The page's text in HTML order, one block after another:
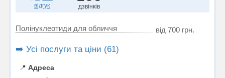
відгук
дзвінків
Полінуклеотиди для обличчя від 700 грн.
➡️ Усі послуги та ціни (61)
📍 Адреса